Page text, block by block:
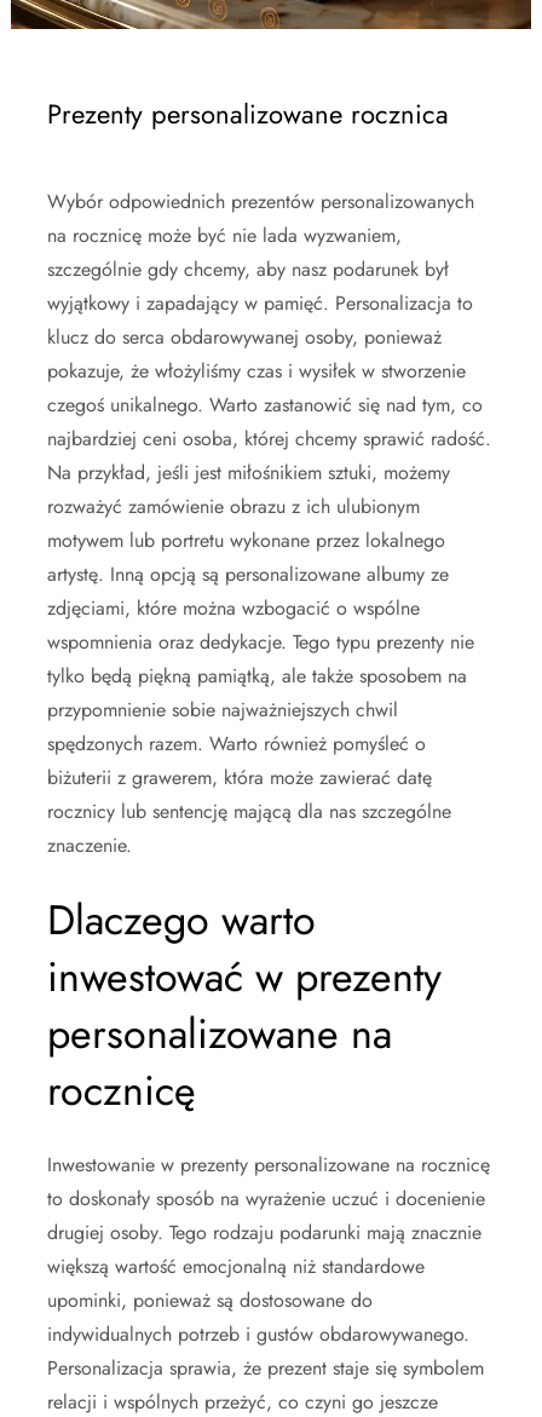
Prezenty personalizowane rocznica
Wybór odpowiednich prezentów personalizowanych
na rocznicę może być nie lada wyzwaniem,
szczególnie gdy chcemy, aby nasz podarunek był
wyjątkowy i zapadający w pamięć. Personalizacja to
klucz do serca obdarowywanej osoby, ponieważ
pokazuje, że włożyliśmy czas i wysiłek w stworzenie
czegoś unikalnego. Warto zastanowić się nad tym, co
najbardziej ceni osoba, której chcemy sprawić radość.
Na przykład, jeśli jest miłośnikiem sztuki, możemy
rozważyć zamówienie obrazu z ich ulubionym
motywem lub portretu wykonane przez lokalnego
artystę. Inną opcją są personalizowane albumy ze
zdjęciami, które można wzbogacić o wspólne
wspomnienia oraz dedykacje. Tego typu prezenty nie
tylko będą piękną pamiątką, ale także sposobem na
przypomnienie sobie najważniejszych chwil
spędzonych razem. Warto również pomyśleć o
biżuterii z grawerem, która może zawierać datę
rocznicy lub sentencję mającą dla nas szczególne
znaczenie.
Dlaczego warto
inwestować w prezenty
personalizowane na
rocznicę
Inwestowanie w prezenty personalizowane na rocznicę
to doskonały sposób na wyrażenie uczuć i docenienie
drugiej osoby. Tego rodzaju podarunki mają znacznie
większą wartość emocjonalną niż standardowe
upominki, ponieważ są dostosowane do
indywidualnych potrzeb i gustów obdarowywanego.
Personalizacja sprawia, że prezent staje się symbolem
relacji i wspólnych przeżyć, co czyni go jeszcze